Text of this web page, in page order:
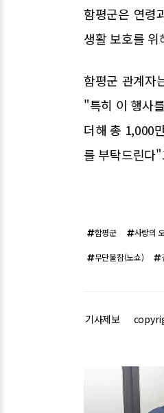
함평군은 연령
생활 보호를
함평군 관계자
"특히 이 행사
더해 총 1,000
를 부탁드린다
함평군 사랑의
무단불참(노쇼)
기사제보
관련기사